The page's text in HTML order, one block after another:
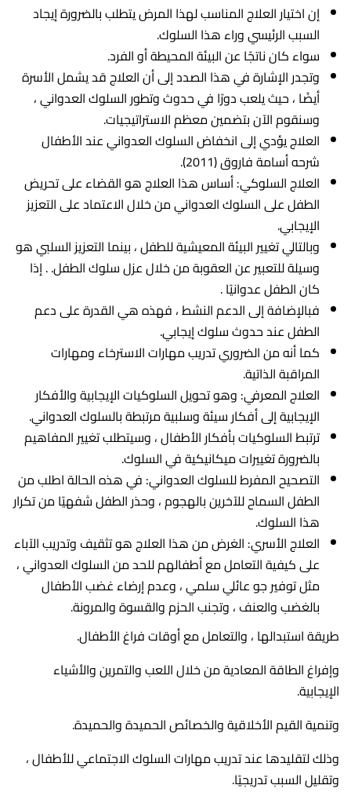
إن اختيار العلاج المناسب لهذا المرض يتطلب بالضرورة إيجاد
السبب الرئيسي وراء هذا السلوك.
سواء كان ناتجًا عن البيئة المحيطة أو الفرد.
وتجدر الإشارة في هذا الصدد إلى أن العلاج قد يشمل الأسرة
أيضًا ، حيث يلعب دورًا في حدوث وتطور السلوك العدواني ،
وسنقوم الآن بتضمين معظم الاستراتيجيات.
العلاج يؤدي إلى انخفاض السلوك العدواني عند الأطفال
شرحه أسامة فاروق (2011).
العلاج السلوكي: أساس هذا العلاج هو القضاء على تحريض
الطفل على السلوك العدواني من خلال الاعتماد على التعزيز
الإيجابي.
وبالتالي تغيير البيئة المعيشية للطفل ، بينما التعزيز السلبي هو
وسيلة للتعبير عن العقوبة من خلال عزل سلوك الطفل. . إذا
كان الطفل عدوانيًا .
فبالإضافة إلى الدعم النشط ، فهذه هي القدرة على دعم
الطفل عند حدوث سلوك إيجابي.
كما أنه من الضروري تدريب مهارات الاسترخاء ومهارات
المراقبة الذاتية.
العلاج المعرفي: وهو تحويل السلوكيات الإيجابية والأفكار
الإيجابية إلى أفكار سيئة وسلبية مرتبطة بالسلوك العدواني.
ترتبط السلوكيات بأفكار الأطفال ، وسيتطلب تغيير المفاهيم
بالضرورة تغييرات ميكانيكية في السلوك.
التصحيح المفرط للسلوك العدواني: في هذه الحالة اطلب من
الطفل السماح للآخرين بالهجوم ، وحذر الطفل شفهيًا من تكرار
هذا السلوك.
العلاج الأسري: الغرض من هذا العلاج هو تثقيف وتدريب الآباء
على كيفية التعامل مع أطفالهم للحد من السلوك العدواني ،
مثل توفير جو عائلي سلمي ، وعدم إرضاء غضب الأطفال
بالغضب والعنف ، وتجنب الحزم والقسوة والمرونة.
طريقة استبدالها ، والتعامل مع أوقات فراغ الأطفال.
وإفراغ الطاقة المعادية من خلال اللعب والتمرين والأشياء
الإيجابية.
وتنمية القيم الأخلاقية والخصائص الحميدة والحميدة.
وذلك لتقليدها عند تدريب مهارات السلوك الاجتماعي للأطفال ،
وتقليل السبب تدريجيًا.